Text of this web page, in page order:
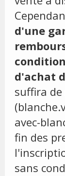
d'une
d'achat
suffira
avec-
fin des
sans